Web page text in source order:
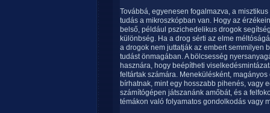
Továbbá, egyenesen fogalmazva, a
tudás a mikroszkópban van. Hogy az
belső, például pszichedelikus drogok
különbség. Ha a drog sérti az elme
a drogok nem juttatják az embert semmilyen
tudást önmagában. A bölcsesség
hasznára, hogy beépítheti
feltártak számára. Menekülésként,
bírhatnak, mint egy hosszabb pihenés, vagy
számítógépen játszanánk amőbát, és a
témákon való folyamatos gondolkodás vagy